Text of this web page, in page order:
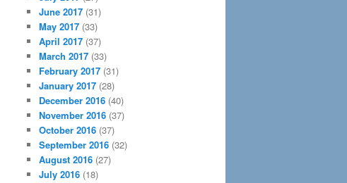
June 2017 (31)
May 2017 (33)
April 2017 (37)
March 2017 (33)
February 2017 (31)
January 2017 (28)
December 2016 (40)
November 2016 (37)
October 2016 (37)
September 2016 (32)
August 2016 (27)
July 2016 (18)